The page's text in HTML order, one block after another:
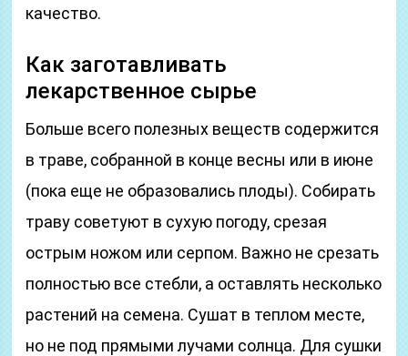
качество.
Как заготавливать
лекарственное сырье
Больше всего полезных веществ содержится
в траве, собранной в конце весны или в июне
(пока еще не образовались плоды). Собирать
траву советуют в сухую погоду, срезая
острым ножом или серпом. Важно не срезать
полностью все стебли, а оставлять несколько
растений на семена. Сушат в теплом месте,
но не под прямыми лучами солнца. Для сушки